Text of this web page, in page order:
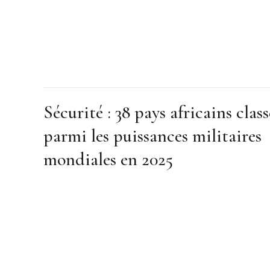
Sécurité : 38 pays africains
parmi les puissances militaires
mondiales en 2025